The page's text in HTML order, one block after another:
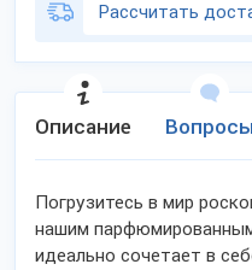
Рассчитать
Описание Вопросы
Погрузитесь в мир
нашим
идеально сочетает в